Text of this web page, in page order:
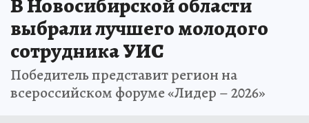
выбрали лучшего молодого
сотрудника УИС
Победитель представит регион на
всероссийском форуме «Лидер – 2026»